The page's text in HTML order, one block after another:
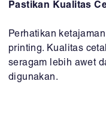
Pastikan Kualitas
Perhatikan
printing. Kualitas
seragam lebih awet
digunakan.